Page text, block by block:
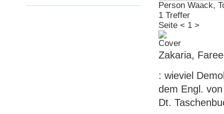
Person Waack,
1 Treffer
Seite < 1 >
Zakaria,
: wieviel
dem Engl.
Dt.